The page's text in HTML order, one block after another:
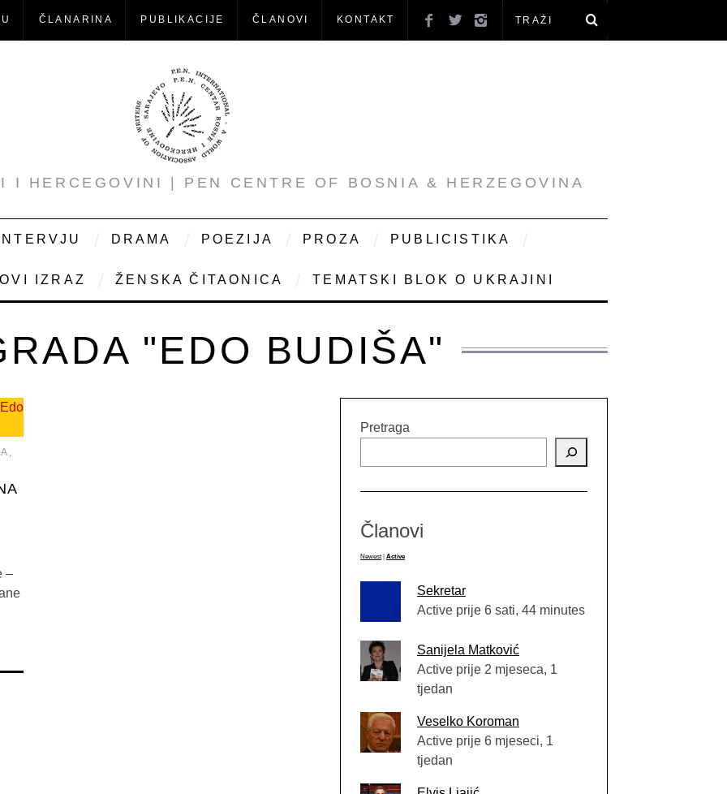
ČLANARINA PUBLIKACIJE ČLANOVI KONTAKT
I HERCEGOVINI | PEN CENTRE OF BOSNIA & HERZEGOVINA
INTERVJU DRAMA POEZIJA PROZA PUBLICISTIKA
IZRAZ ŽENSKA ČITAONICA TEMATSKI BLOK O UKRAJINI
"EDO BUDIŠA"
,
–
Pretraga
Članovi
Newest Active
Sekretar
Active prije 6 sati, 44 minutes
Sanijela Matković
Active prije 2 mjeseca, 1
tjedan
Veselko Koroman
Active prije 6 mjeseci, 1
tjedan